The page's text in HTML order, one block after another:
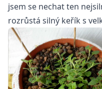
jsem se nechat ten
rozrůstá silný keřík s